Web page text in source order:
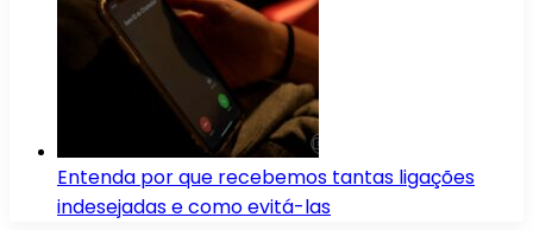
Entenda por que recebemos tantas ligações
indesejadas e como evitá-las